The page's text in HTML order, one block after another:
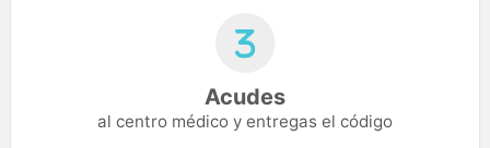
Acudes
al centro médico y entregas el código